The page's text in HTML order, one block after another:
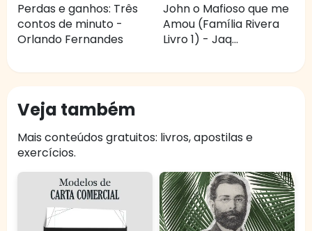
Perdas e ganhos: Três
contos de minuto -
Orlando Fernandes
John o Mafioso que me
Amou (Família Rivera
Livro 1) - Jaq...
Veja também
Mais conteúdos gratuitos: livros, apostilas e
exercícios.